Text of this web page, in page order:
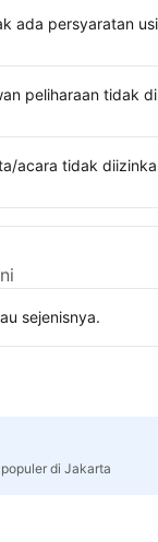
ada persyaratan
peliharaan tidak
acara tidak
sejenisnya.
di Jakarta